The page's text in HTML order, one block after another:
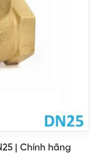
| Chính hãng